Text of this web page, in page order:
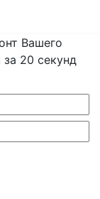
Вашего
за 20 секунд